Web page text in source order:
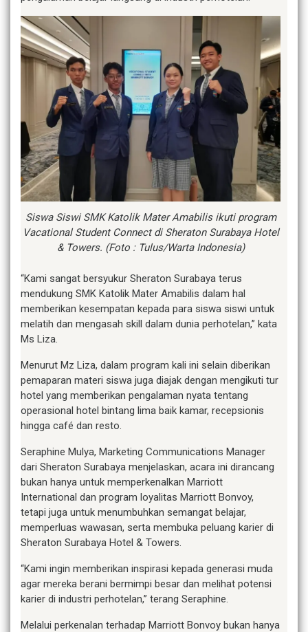
Siswa Siswi SMK Katolik Mater Amabilis ikuti program
Vacational Student Connect di Sheraton Surabaya Hotel
& Towers. (Foto : Tulus/Warta Indonesia)
“Kami sangat bersyukur Sheraton Surabaya terus
mendukung SMK Katolik Mater Amabilis dalam hal
memberikan kesempatan kepada para siswa siswi untuk
melatih dan mengasah skill dalam dunia perhotelan,” kata
Ms Liza.
Menurut Mz Liza, dalam program kali ini selain diberikan
pemaparan materi siswa juga diajak dengan mengikuti tur
hotel yang memberikan pengalaman nyata tentang
operasional hotel bintang lima baik kamar, recepsionis
hingga café dan resto.
Seraphine Mulya, Marketing Communications Manager
dari Sheraton Surabaya menjelaskan, acara ini dirancang
bukan hanya untuk memperkenalkan Marriott
International dan program loyalitas Marriott Bonvoy,
tetapi juga untuk menumbuhkan semangat belajar,
memperluas wawasan, serta membuka peluang karier di
Sheraton Surabaya Hotel & Towers.
“Kami ingin memberikan inspirasi kepada generasi muda
agar mereka berani bermimpi besar dan melihat potensi
karier di industri perhotelan,” terang Seraphine.
Melalui perkenalan terhadap Marriott Bonvoy bukan hanya